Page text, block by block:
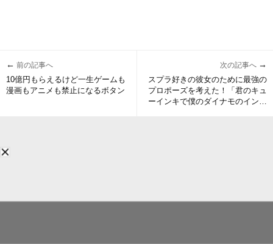
← 前の記事へ
10億円もらえるけど一生ゲームも
漫画もアニメも禁止になるボタン
次の記事へ →
スプラ好きの彼女のために最強の
プロポーズを考えた！「君のキュ
ーインキで僕のダイナモのインク